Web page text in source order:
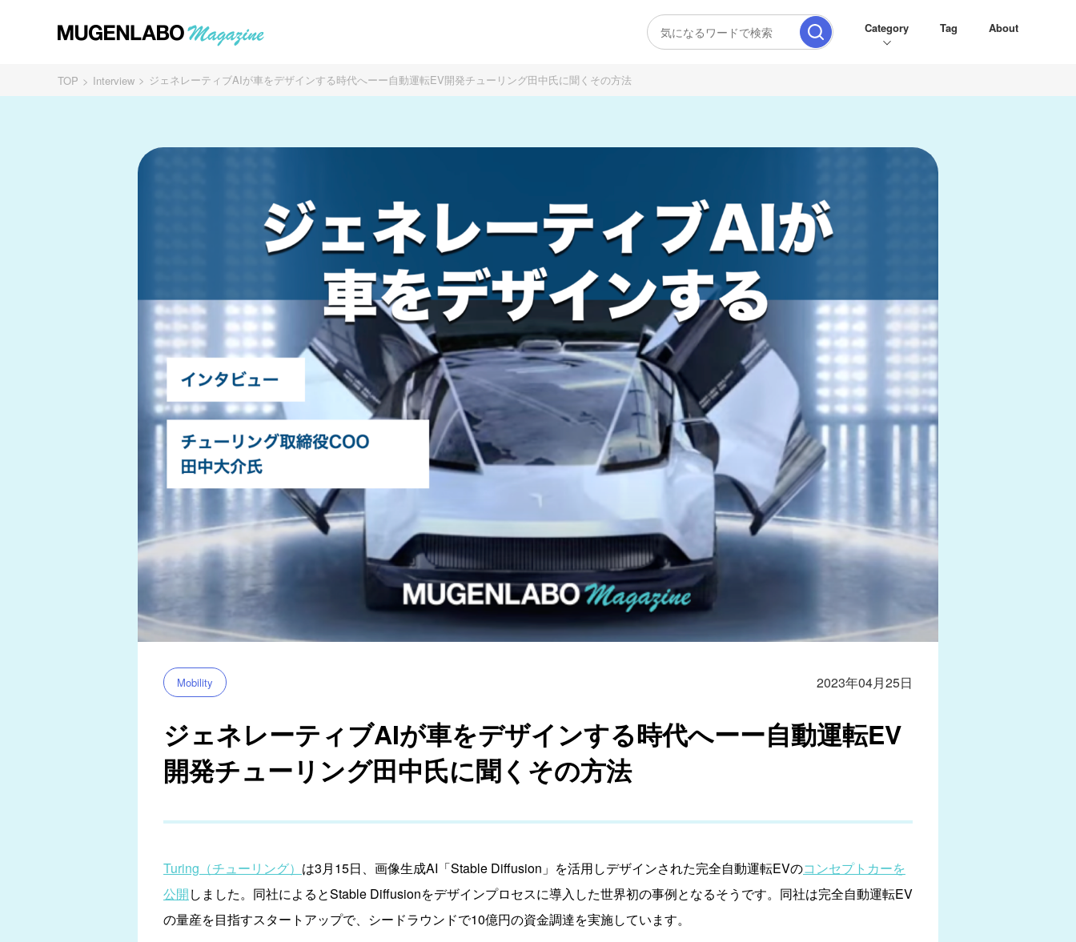
Category Tag About
TOP Interview ジェネレーティブAIが車をデザインする時代へーー自動運転EV開発チューリング田中氏に聞くその方法
Mobility 2023年04月25日
ジェネレーティブAIが車をデザインする時代へーー自動運転EV
開発チューリング田中氏に聞くその方法
Turing（チューリング） は3月15日、画像生成AI「Stable Diffusion」を活用しデザインされた完全自動運転EVのコンセプトカーを
公開しました。同社によるとStable Diffusionをデザインプロセスに導入した世界初の事例となるそうです。同社は完全自動運転EV
の量産を目指すスタートアップで、シードラウンドで10億円の資金調達を実施しています。